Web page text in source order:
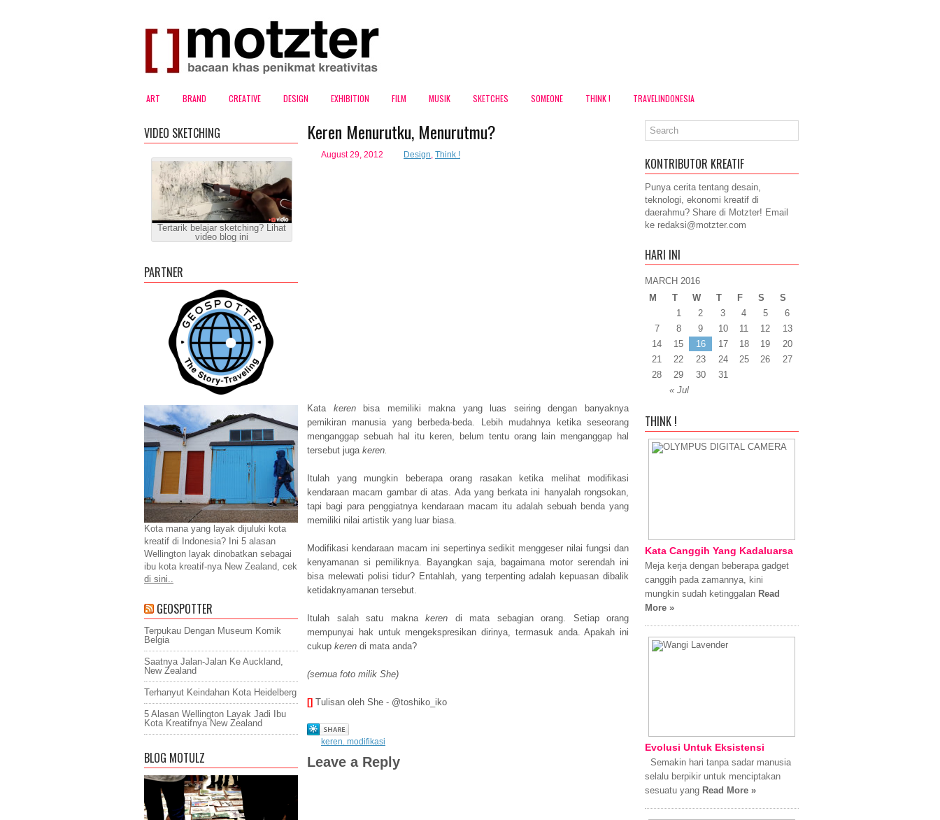
ART BRAND CREATIVE DESIGN EXHIBITION FILM MUSIK SKETCHES SOMEONE THINK ! TRAVELINDONESIA
Keren Menurutku, Menurutmu?
August 29, 2012 Design, Think !
Kata kerenbisa memiliki makna yang luas seiring dengan banyaknya
pemikiran manusia yang berbeda-beda. Lebih mudahnya ketika seseorang
menganggap sebuah hal itu keren, belum tentu orang lain menganggap hal
tersebut juga keren.
Itulah yang mungkin beberapa orang rasakan ketika melihat modifikasi
kendaraan macam gambar di atas. Ada yang berkata ini hanyalah rongsokan,
tapi bagi para penggiatnya kendaraan macam itu adalah sebuah benda yang
memiliki nilai artistik yang luar biasa.
Modifikasi kendaraan macam ini sepertinya sedikit menggeser nilai fungsi dan
kenyamanan si pemiliknya. Bayangkan saja, bagaimana motor serendah ini
bisa melewati polisi tidur? Entahlah, yang terpenting adalah kepuasan dibalik
ketidaknyamanan tersebut.
Itulah salah satu makna keren di mata sebagian orang. Setiap orang
mempunyai hak untuk mengekspresikan dirinya, termasuk anda. Apakah ini
cukup keren di mata anda?
(semua foto milik She)
[] Tulisan oleh She - @toshiko_iko
keren. modifikasi
Leave a Reply
VIDEO SKETCHING
Tertarik belajar sketching? Lihat
video blog ini
PARTNER
Kota mana yang layak dijuluki kota
kreatif di Indonesia? Ini 5 alasan
Wellington layak dinobatkan sebagai
ibu kota kreatif-nya New Zealand, cek
di sini..
GEOSPOTTER
Terpukau Dengan Museum Komik
Belgia
Saatnya Jalan-Jalan Ke Auckland,
New Zealand
Terhanyut Keindahan Kota Heidelberg
5 Alasan Wellington Layak Jadi Ibu
Kota Kreatifnya New Zealand
BLOG MOTULZ
KONTRIBUTOR KREATIF
Punya cerita tentang desain,
teknologi, ekonomi kreatif di
daerahmu? Share di Motzter! Email
ke redaksi@motzter.com
HARI INI
MARCH 2016
M
T W T F S S
« Jul
1 2 3 4 5
6
7
8 9 10 11 12
13
14
15 16 17 18 19
20
21
22 23 24 25 26
27
28
29 30 31
THINK !
Kata Canggih Yang Kadaluarsa
Meja kerja dengan beberapa gadget
canggih pada zamannya, kini
mungkin sudah ketinggalan Read
More »
Evolusi Untuk Eksistensi
Semakin hari tanpa sadar manusia
selalu berpikir untuk menciptakan
sesuatu yang Read More »